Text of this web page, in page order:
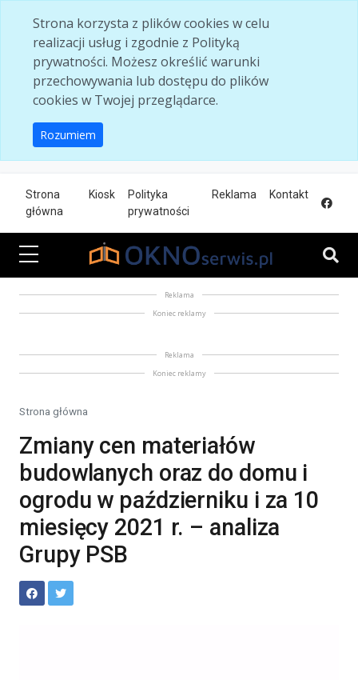
Strona korzysta z plików cookies w celu
realizacji usług i zgodnie z Polityką
prywatności. Możesz określić warunki
przechowywania lub dostępu do plików
cookies w Twojej przeglądarce.
Rozumiem
Strona
główna
Kiosk
Polityka
prywatności
Reklama Kontakt
Reklama
Koniec reklamy
Reklama
Koniec reklamy
Strona główna
Zmiany cen materiałów
budowlanych oraz do domu i
ogrodu w październiku i za 10
miesięcy 2021 r. – analiza
Grupy PSB